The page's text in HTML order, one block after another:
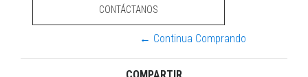
CONTÁCTANOS
← Continua Comprando